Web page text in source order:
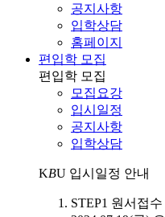
공지사항
입학상담
홈페이지
편입학 모집
편입학 모집
모집요강
입시일정
공지사항
입학상담
KBU 입시일정 안내
STEP1 원서접수